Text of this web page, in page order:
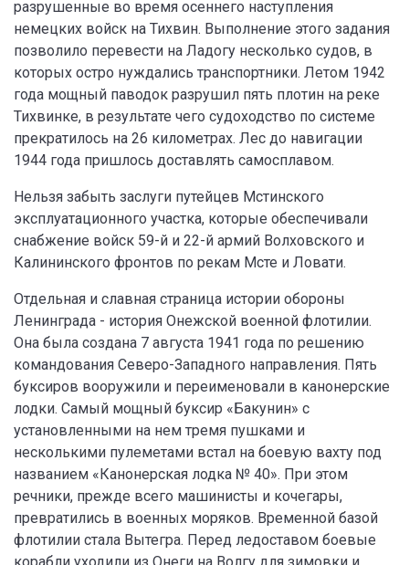
разрушенные во время осеннего наступления
немецких войск на Тихвин. Выполнение этого задания
позволило перевести на Ладогу несколько судов, в
которых остро нуждались транспортники. Летом 1942
года мощный паводок разрушил пять плотин на реке
Тихвинке, в результате чего судоходство по системе
прекратилось на 26 километрах. Лес до навигации
1944 года пришлось доставлять самосплавом.
Нельзя забыть заслуги путейцев Мстинского
эксплуатационного участка, которые обеспечивали
снабжение войск 59-й и 22-й армий Волховского и
Калининского фронтов по рекам Мсте и Ловати.
Отдельная и славная страница истории обороны
Ленинграда - история Онежской военной флотилии.
Она была создана 7 августа 1941 года по решению
командования Северо-Западного направления. Пять
буксиров вооружили и переименовали в канонерские
лодки. Самый мощный буксир «Бакунин» с
установленными на нем тремя пушками и
несколькими пулеметами встал на боевую вахту под
названием «Канонерская лодка № 40». При этом
речники, прежде всего машинисты и кочегары,
превратились в военных моряков. Временной базой
флотилии стала Вытегра. Перед ледоставом боевые